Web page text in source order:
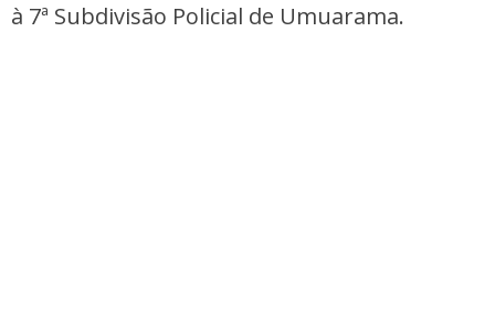
à 7ª Subdivisão Policial de Umuarama.